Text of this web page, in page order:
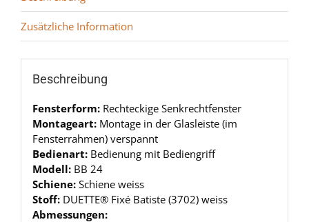
Zusätzliche Information
Beschreibung
Fensterform: Rechteckige Senkrechtfenster
Montageart: Montage in der Glasleiste (im
Fensterrahmen) verspannt
Bedienart: Bedienung mit Bediengriff
Modell: BB 24
Schiene: Schiene weiss
Stoff: DUETTE® Fixé Batiste (3702) weiss
Abmessungen: